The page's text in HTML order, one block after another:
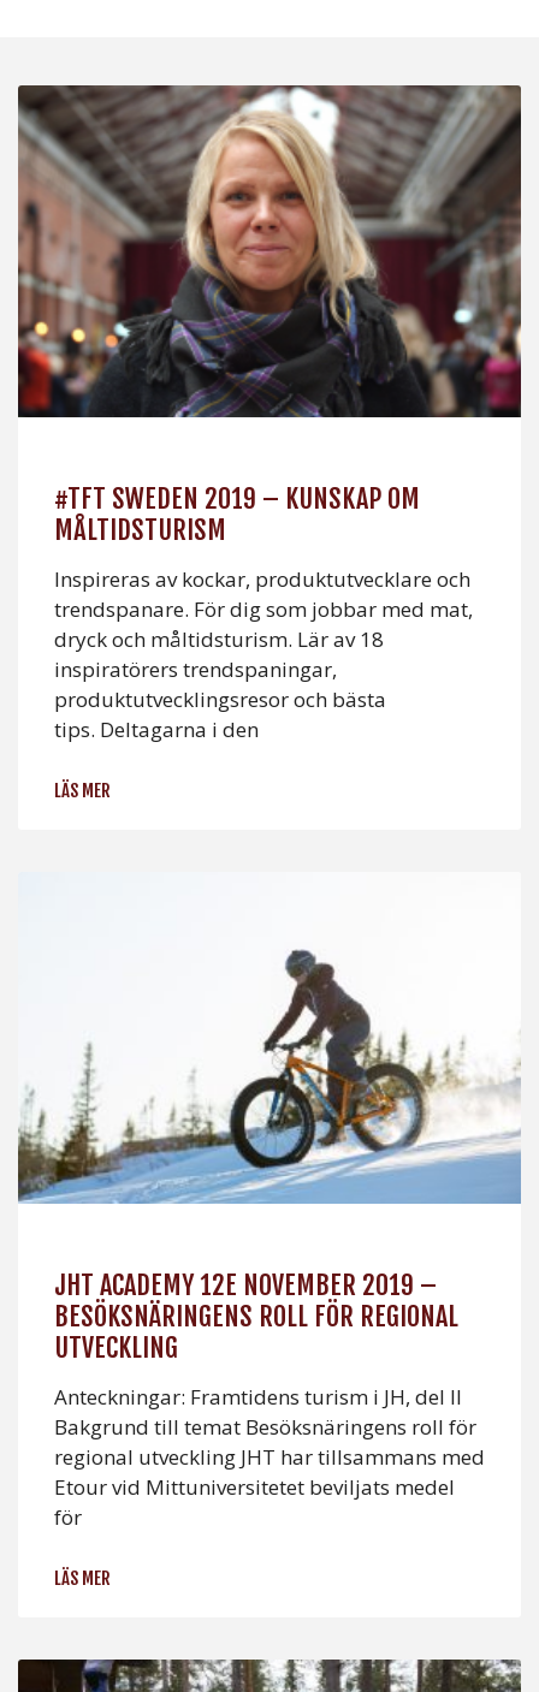
#TFT SWEDEN 2019 – KUNSKAP OM
MÅLTIDSTURISM
Inspireras av kockar, produktutvecklare och
trendspanare. För dig som jobbar med mat,
dryck och måltidsturism. Lär av 18
inspiratörers trendspaningar,
produktutvecklingsresor och bästa
tips. Deltagarna i den
LÄS MER
JHT ACADEMY 12E NOVEMBER 2019 –
BESÖKSNÄRINGENS ROLL FÖR REGIONAL
UTVECKLING
Anteckningar: Framtidens turism i JH, del II
Bakgrund till temat Besöksnäringens roll för
regional utveckling JHT har tillsammans med
Etour vid Mittuniversitetet beviljats medel
för
LÄS MER